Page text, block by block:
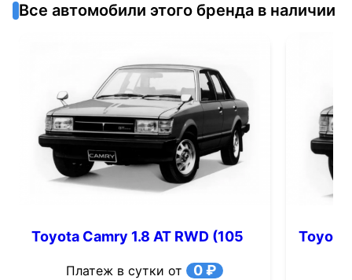
Все автомобили этого бренда в наличии
Toyota Camry 1.8 AT RWD (105
Платеж в сутки от 0 ₽
Toyota